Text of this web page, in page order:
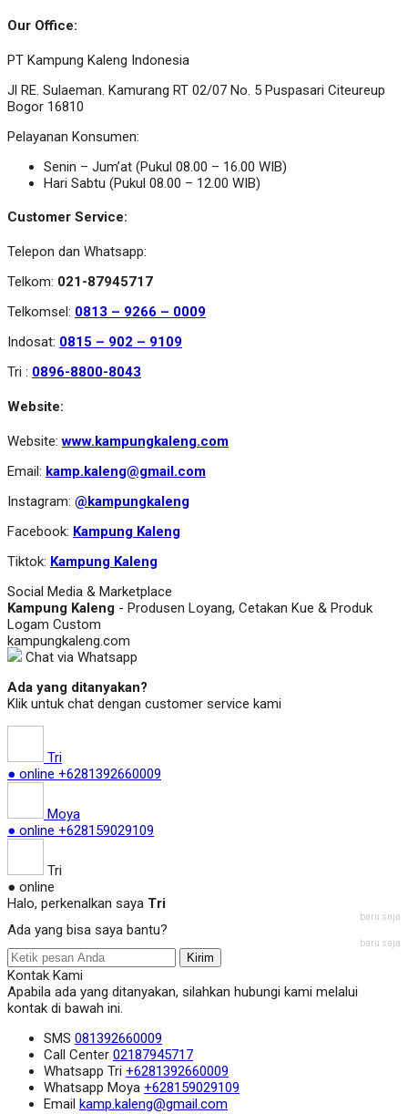
Our Office:
PT Kampung Kaleng Indonesia
Jl RE. Sulaeman. Kamurang RT 02/07 No. 5 Puspasari Citeureup
Bogor 16810
Pelayanan Konsumen:
Senin – Jum’at (Pukul 08.00 – 16.00 WIB)
Hari Sabtu (Pukul 08.00 – 12.00 WIB)
Customer Service:
Telepon dan Whatsapp:
Telkom: 021-87945717
Telkomsel: 0813 – 9266 – 0009
Indosat: 0815 – 902 – 9109
Tri : 0896-8800-8043
Website:
Website:www.kampungkaleng.com
Email: kamp.kaleng@gmail.com
Instagram: @kampungkaleng
Facebook: Kampung Kaleng
Tiktok: Kampung Kaleng
Social Media & Marketplace
Kampung Kaleng - Produsen Loyang, Cetakan Kue & Produk
Logam Custom
kampungkaleng.com
Chat via Whatsapp
Ada yang ditanyakan?
Klik untuk chat dengan customer service kami
Tri
● online +6281392660009
Moya
● online +628159029109
Tri
● online
Halo, perkenalkan saya Tri
baru saja
Ada yang bisa saya bantu?
baru saja
Kirim
Kontak Kami
Apabila ada yang ditanyakan, silahkan hubungi kami melalui
kontak di bawah ini.
SMS 081392660009
Call Center 02187945717
Whatsapp Tri +6281392660009
Whatsapp Moya +628159029109
Email kamp.kaleng@gmail.com